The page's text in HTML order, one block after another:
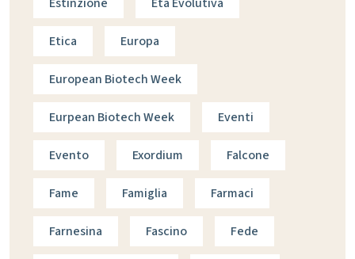
Etica Europa
European Biotech Week
Eurpean Biotech Week Eventi
Evento Exordium Falcone
Fame Famiglia Farmaci
Farnesina Fascino Fede